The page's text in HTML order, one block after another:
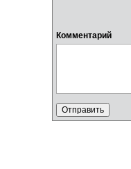
Комментарий